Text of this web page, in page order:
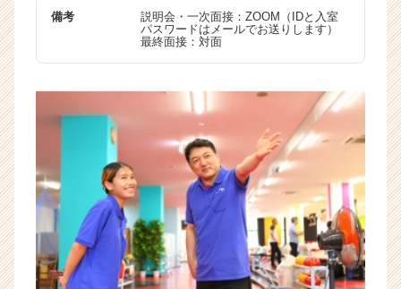
備考
説明会・一次面接：ZOOM（IDと入室
パスワードはメールでお送りします）
最終面接：対面